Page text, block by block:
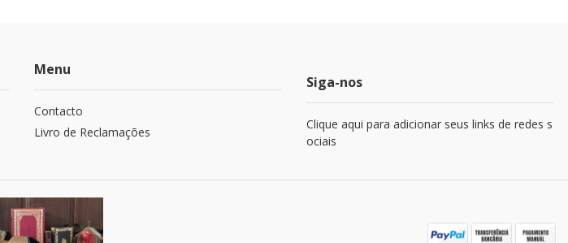
Menu
Contacto
Livro de Reclamações
Siga-nos
Clique aqui para adicionar seus links de redes s
ociais